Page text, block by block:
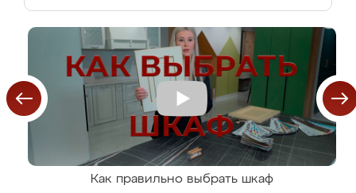
Как правильно выбрать шкаф